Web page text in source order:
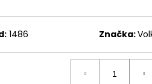
1486 Značka: